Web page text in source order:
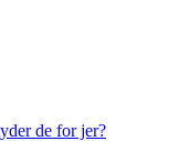
de for jer?